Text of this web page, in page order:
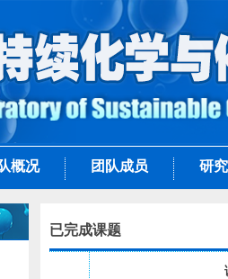
概况 团队成员 研
已完成课题